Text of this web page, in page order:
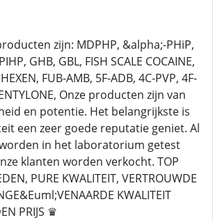
zijn: MDPHP, &alpha;-PHiP,
GHB, GBL, FISH SCALE COCAINE,
FUB-AMB, 5F-ADB, 4C-PVP, 4F-
Onze producten zijn van
en potentie. Het belangrijkste is
een zeer goede reputatie geniet. Al
in het laboratorium getest
klanten worden verkocht. TOP
PURE KWALITEIT, VERTROUWDE
KWALITEIT
PRIJS ♛